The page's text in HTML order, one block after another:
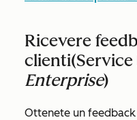
Ricevere
clienti
Enterprise)
Ottenete un